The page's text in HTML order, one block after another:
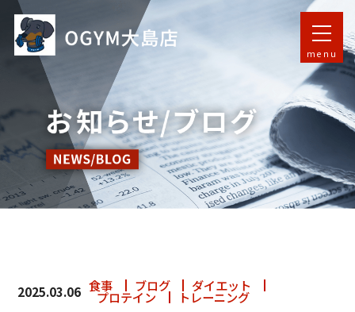
menu
2025.03.06 食事 ブログ ダイエット
プロテイン トレーニング